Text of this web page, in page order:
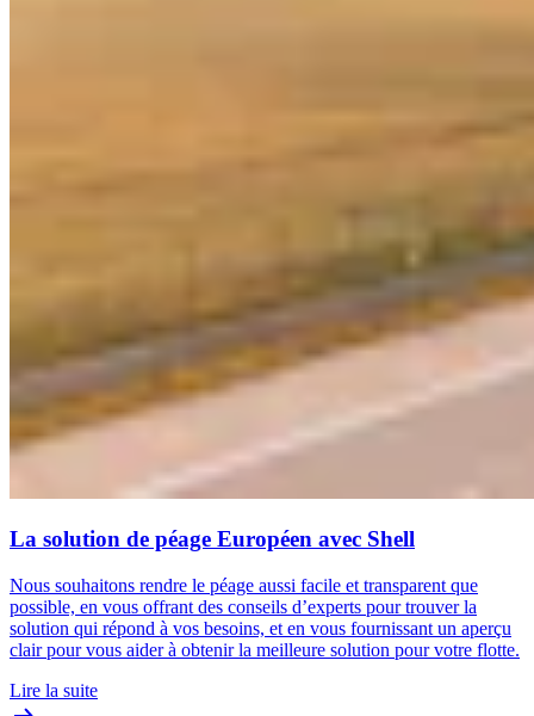
La solution de péage Européen avec Shell
Nous souhaitons rendre le péage aussi facile et transparent que
possible, en vous offrant des conseils d’experts pour trouver la
solution qui répond à vos besoins, et en vous fournissant un aperçu
clair pour vous aider à obtenir la meilleure solution pour votre flotte.
Lire la suite